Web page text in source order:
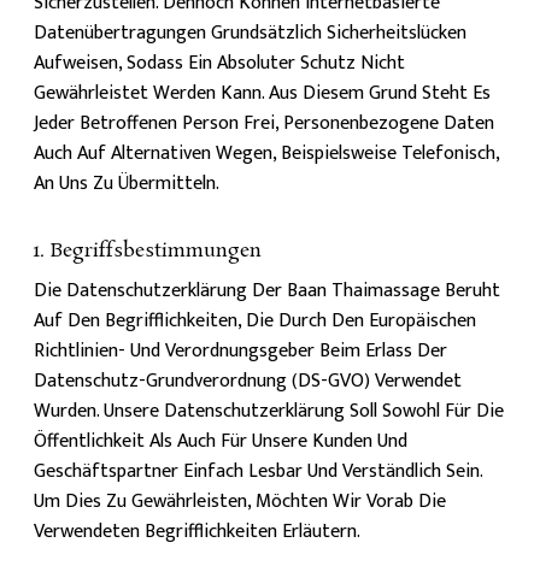
Datenübertragungen Grundsätzlich Sicherheitslücken
Aufweisen, Sodass Ein Absoluter Schutz Nicht
Gewährleistet Werden Kann. Aus Diesem Grund Steht Es
Jeder Betroffenen Person Frei, Personenbezogene Daten
Auch Auf Alternativen Wegen, Beispielsweise Telefonisch,
An Uns Zu Übermitteln.
1. Begriffsbestimmungen
Die Datenschutzerklärung Der Baan Thaimassage Beruht
Auf Den Begrifflichkeiten, Die Durch Den Europäischen
Richtlinien- Und Verordnungsgeber Beim Erlass Der
Datenschutz-Grundverordnung (DS-GVO) Verwendet
Wurden. Unsere Datenschutzerklärung Soll Sowohl Für Die
Öffentlichkeit Als Auch Für Unsere Kunden Und
Geschäftspartner Einfach Lesbar Und Verständlich Sein.
Um Dies Zu Gewährleisten, Möchten Wir Vorab Die
Verwendeten Begrifflichkeiten Erläutern.